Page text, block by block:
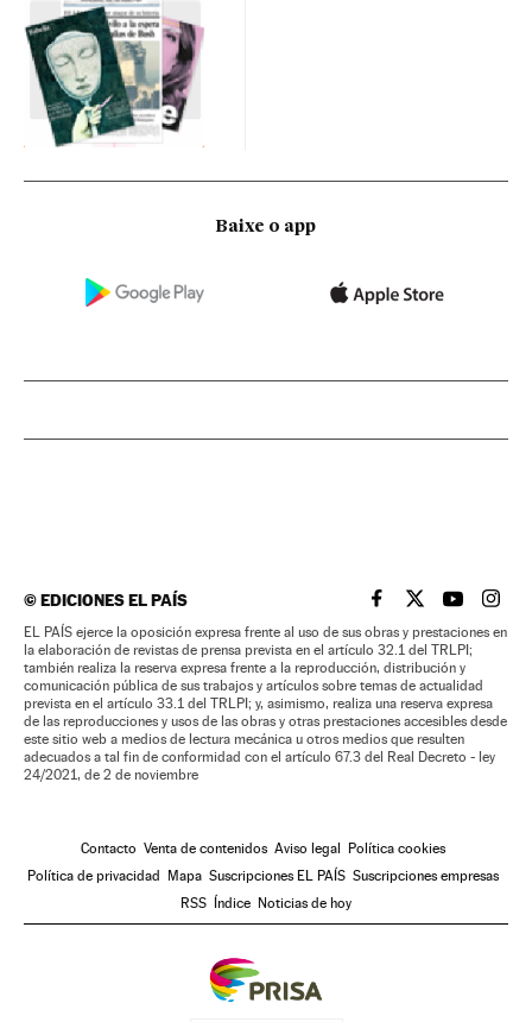
Baixe o app
©EDICIONES EL PAÍS EL PAÍS BRASIL EN
EL PAÍSEL PAÍS
EL
EL PAÍS ejerce la oposición expresa frente al uso de sus obras y prestaciones en
la elaboración de revistas de prensa prevista en el artículo 32.1 del TRLPI;
también realiza la reserva expresa frente a la reproducción, distribución y
comunicación pública de sus trabajos y artículos sobre temas de actualidad
prevista en el artículo 33.1 del TRLPI; y, asimismo, realiza una reserva expresa
de las reproducciones y usos de las obras y otras prestaciones accesibles desde
este sitio web a medios de lectura mecánica u otros medios que resulten
adecuados a tal fin de conformidad con el artículo 67.3 del Real Decreto - ley
24/2021, de 2 de noviembre
Contacto Venta de contenidos Aviso legal Política cookies
Política de privacidad Mapa Suscripciones EL PAÍS Suscripciones empresas
RSS Índice Noticias de hoy